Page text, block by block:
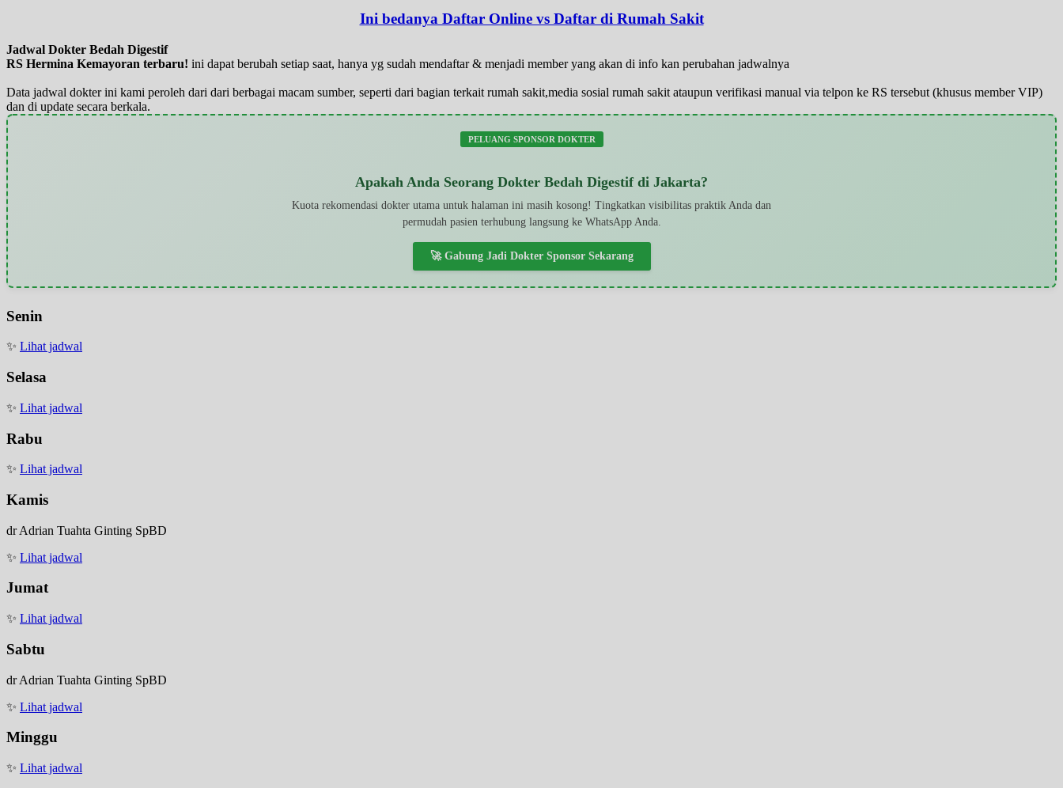
Ini bedanya Daftar Online vs Daftar di Rumah Sakit
Jadwal Dokter Bedah Digestif
RS Hermina Kemayoran terbaru! ini dapat berubah setiap saat, hanya yg sudah mendaftar & menjadi member yang akan di info kan perubahan jadwalnya
Data jadwal dokter ini kami peroleh dari dari berbagai macam sumber, seperti dari bagian terkait rumah sakit,media sosial rumah sakit ataupun verifikasi manual via telpon ke RS tersebut (khusus member VIP)
dan di update secara berkala.
PELUANG SPONSOR DOKTER
Apakah Anda Seorang Dokter Bedah Digestif di Jakarta?
Kuota rekomendasi dokter utama untuk halaman ini masih kosong! Tingkatkan visibilitas praktik Anda dan
permudah pasien terhubung langsung ke WhatsApp Anda.
🚀 Gabung Jadi Dokter Sponsor Sekarang
Senin
✨ Lihat jadwal
Selasa
✨ Lihat jadwal
Rabu
✨ Lihat jadwal
Kamis
dr Adrian Tuahta Ginting SpBD
✨ Lihat jadwal
Jumat
✨ Lihat jadwal
Sabtu
dr Adrian Tuahta Ginting SpBD
✨ Lihat jadwal
Minggu
✨ Lihat jadwal